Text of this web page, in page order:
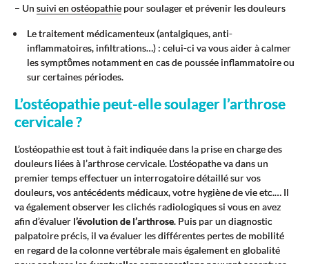
– Un suivi en ostéopathie pour soulager et prévenir les douleurs
Le traitement médicamenteux (antalgiques, anti-
inflammatoires, infiltrations…) : celui-ci va vous aider à calmer
les symptômes notamment en cas de poussée inflammatoire ou
sur certaines périodes.
L’ostéopathie peut-elle soulager l’arthrose
cervicale ?
L’ostéopathie est tout à fait indiquée dans la prise en charge des
douleurs liées à l’arthrose cervicale. L’ostéopathe va dans un
premier temps effectuer un interrogatoire détaillé sur vos
douleurs, vos antécédents médicaux, votre hygiène de vie etc.… Il
va également observer les clichés radiologiques si vous en avez
afin d’évaluer l’évolution de l’arthrose. Puis par un diagnostic
palpatoire précis, il va évaluer les différentes pertes de mobilité
en regard de la colonne vertébrale mais également en globalité